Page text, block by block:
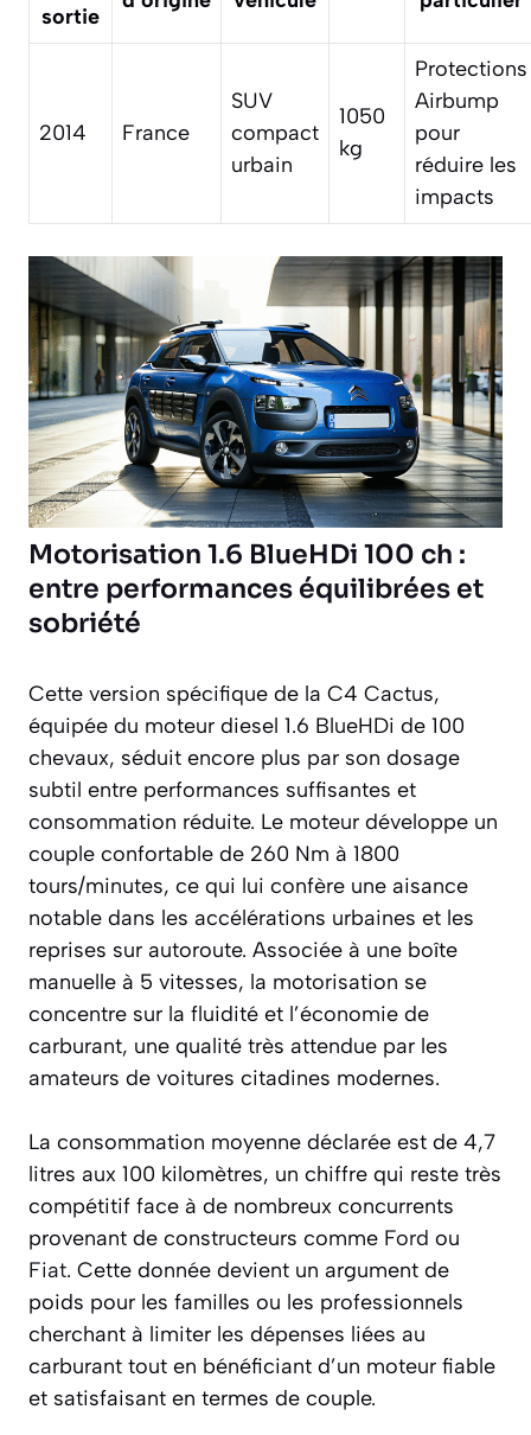
sortie
2014 France
SUV
compact
urbain
1050
kg
Protections
Airbump
pour
réduire les
impacts
Motorisation 1.6 BlueHDi 100 ch :
entre performances équilibrées et
sobriété
Cette version spécifique de la C4 Cactus,
équipée du moteur diesel 1.6 BlueHDi de 100
chevaux, séduit encore plus par son dosage
subtil entre performances suffisantes et
consommation réduite. Le moteur développe un
couple confortable de 260 Nm à 1800
tours/minutes, ce qui lui confère une aisance
notable dans les accélérations urbaines et les
reprises sur autoroute. Associée à une boîte
manuelle à 5 vitesses, la motorisation se
concentre sur la fluidité et l’économie de
carburant, une qualité très attendue par les
amateurs de voitures citadines modernes.
La consommation moyenne déclarée est de 4,7
litres aux 100 kilomètres, un chiffre qui reste très
compétitif face à de nombreux concurrents
provenant de constructeurs comme Ford ou
Fiat. Cette donnée devient un argument de
poids pour les familles ou les professionnels
cherchant à limiter les dépenses liées au
carburant tout en bénéficiant d’un moteur fiable
et satisfaisant en termes de couple.